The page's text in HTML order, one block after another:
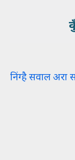
निंग्है सवाल अरा